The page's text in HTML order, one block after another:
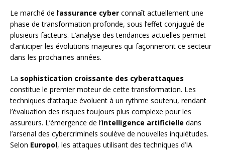
Le marché de l’assurance cyber connaît actuellement une
phase de transformation profonde, sous l’effet conjugué de
plusieurs facteurs. L’analyse des tendances actuelles permet
d’anticiper les évolutions majeures qui façonneront ce secteur
dans les prochaines années.
La sophistication croissante des cyberattaques
constitue le premier moteur de cette transformation. Les
techniques d’attaque évoluent à un rythme soutenu, rendant
l’évaluation des risques toujours plus complexe pour les
assureurs. L’émergence de l’intelligence artificielle dans
l’arsenal des cybercriminels soulève de nouvelles inquiétudes.
Selon Europol, les attaques utilisant des techniques d’IA